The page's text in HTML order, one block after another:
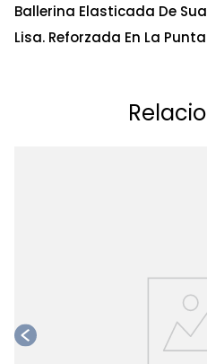
Ballerina Elasticada De
Lisa. Reforzada En La